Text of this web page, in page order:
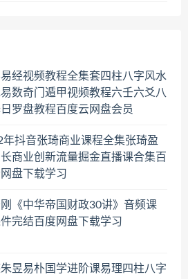
易经视频教程全集套四柱八字风水
数奇门遁甲视频教程六壬六爻八
罗盘教程百度云网盘会员
年抖音张琦商业课程全集张琦盈
商业创新流量掘金直播课合集百
盘下载学习
《中华帝国财政30讲》音频课
完结百度网盘下载学习
昱易朴国学进阶课易理四柱八字